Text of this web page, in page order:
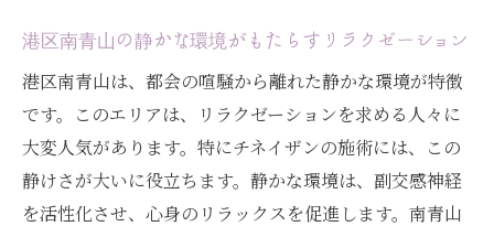
港区南青山の静かな環境がもたらすリラクゼーション
港区南青山は、都会の喧騒から離れた静かな環境が特徴
です。このエリアは、リラクゼーションを求める人々に
大変人気があります。特にチネイザンの施術には、この
静けさが大いに役立ちます。静かな環境は、副交感神経
を活性化させ、心身のリラックスを促進します。南青山